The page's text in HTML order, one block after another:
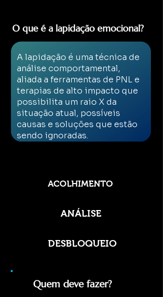
O que é a lapidação emocional?
A lapidação é uma técnica de
análise comportamental,
aliada a ferramentas de PNLe
terapias de alto impacto que
possibilita um raio X da
situação atual, possíveis
causas e soluções que estão
sendo ignoradas.
ACOLHIMENTO
ANÁLISE
DESBLOQUEIO
Quem deve fazer?